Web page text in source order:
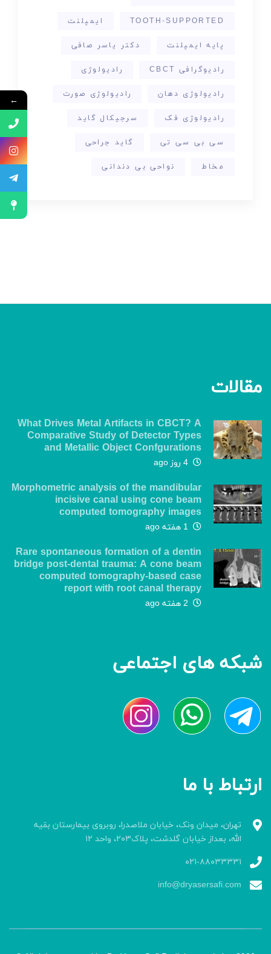
TOOTH-SUPPORTED ایمپلنت
پایه ایمپلنت دکتر یاسر صافی
رادیوگرافی CBCT رادیولوژی
رادیولوژی دهان رادیولوژی صورت
رادیولوژی فک سرجیکال گاید
سی بی سی تی گاید جراحی
مخاط نواحی بی دندانی
مقالات
What Drives Metal Artifacts in CBCT? A
Comparative Study of Detector Types
and Metallic Object Confgurations
4 روز ago
Morphometric analysis of the mandibular
incisive canal using cone beam
computed tomography images
1 هفته ago
Rare spontaneous formation of a dentin
bridge post-dental trauma: A cone beam
computed tomography-based case
report with root canal therapy
2 هفته ago
شبکه های اجتماعی
ارتباط با ما
تهران، میدان ونک، خیابان ملاصدرا، روبروی بیمارستان بقیه
الله، بعداز خیابان گلدشت، پلاک۲۰۳، واحد ۱۲
۰۲۱-۸۸۰۳۳۳۳۱
info@dryasersafi.com
←